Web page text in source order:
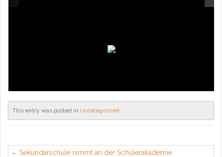
This entry was posted in Uncategorized
Sekundarschule nimmt an der Schülerakademie